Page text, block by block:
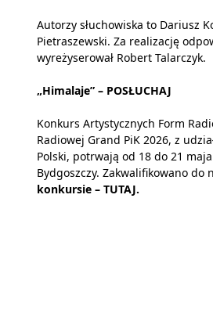
Autorzy słuchowiska to Dariusz
Pietraszewski. Za realizację
wyreżyserował Robert Talarczyk.
„Himalaje” – POSŁUCHAJ
Konkurs Artystycznych Form
Radiowej Grand PiK 2026, z
Polski, potrwają od 18 do 21
Bydgoszczy. Zakwalifikowano do
konkursie – TUTAJ.